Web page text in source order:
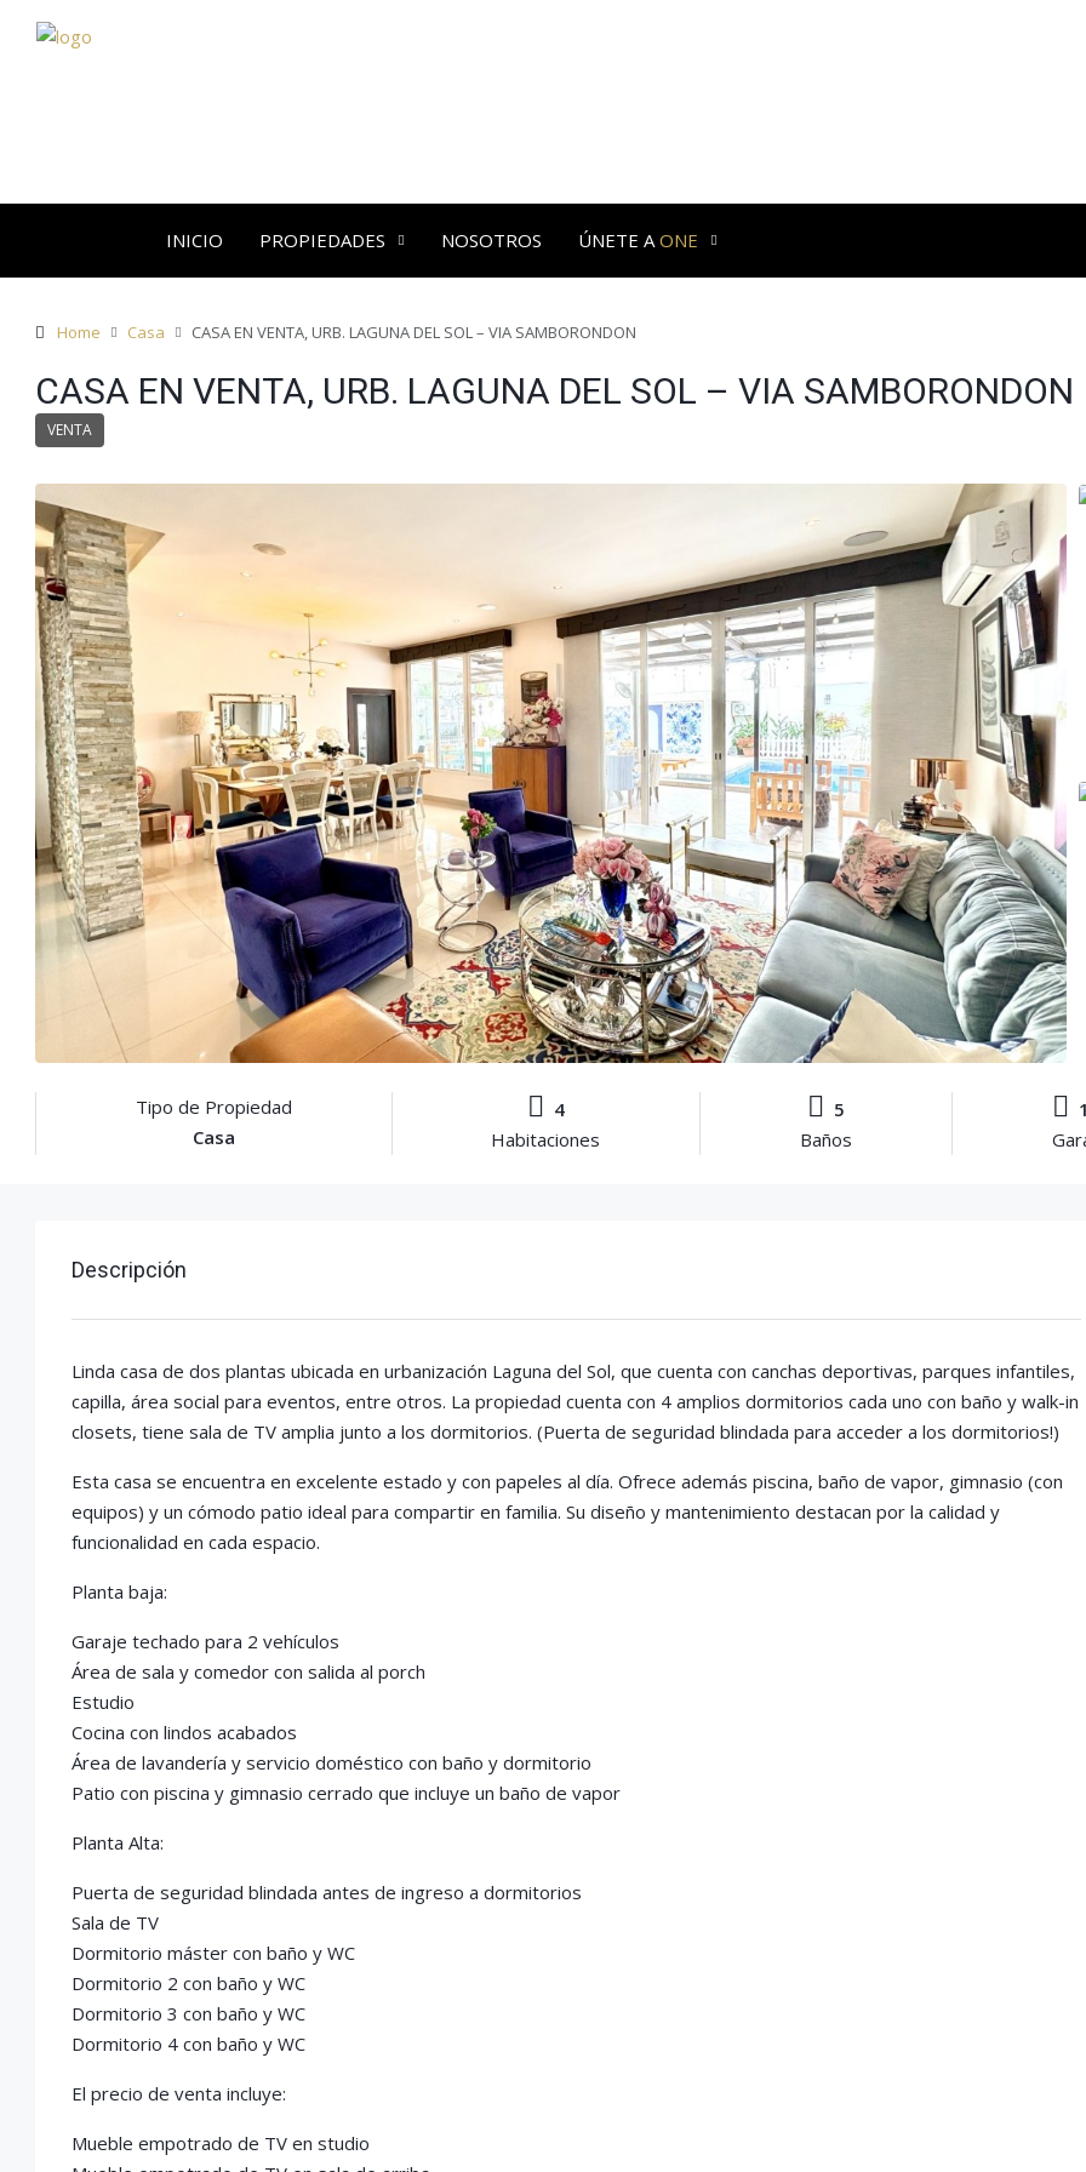
INICIO PROPIEDADES NOSOTROS ÚNETE AONE
Home Casa CASA EN VENTA, URB. LAGUNA DEL SOL – VIA SAMBORONDON
CASA EN VENTA, URB. LAGUNA DEL SOL – VIA SAMBORONDON
VENTA
Tipo de Propiedad
Casa
4
Habitaciones
5
Baños
Descripción
Linda casa de dos plantas ubicada en urbanización Laguna del Sol, que cuenta con canchas deportivas, parques infantiles,
capilla, área social para eventos, entre otros. La propiedad cuenta con 4 amplios dormitorios cada uno con baño y walk-in
closets, tiene sala de TV amplia junto a los dormitorios. (Puerta de seguridad blindada para acceder a los dormitorios!)
Esta casa se encuentra en excelente estado y con papeles al día. Ofrece además piscina, baño de vapor, gimnasio (con
equipos) y un cómodo patio ideal para compartir en familia. Su diseño y mantenimiento destacan por la calidad y
funcionalidad en cada espacio.
Planta baja:
Garaje techado para 2 vehículos
Área de sala y comedor con salida al porch
Estudio
Cocina con lindos acabados
Área de lavandería y servicio doméstico con baño y dormitorio
Patio con piscina y gimnasio cerrado que incluye un baño de vapor
Planta Alta:
Puerta de seguridad blindada antes de ingreso a dormitorios
Sala de TV
Dormitorio máster con baño y WC
Dormitorio 2 con baño y WC
Dormitorio 3 con baño y WC
Dormitorio 4 con baño y WC
El precio de venta incluye:
Mueble empotrado de TV en studio